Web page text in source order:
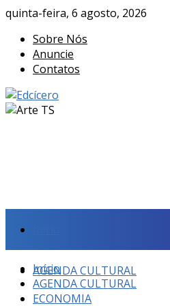
quinta-feira, 6 agosto, 2026
Sobre Nós
Anuncie
Contatos
AGENDA CULTURAL
Início
AGENDA CULTURAL
ECONOMIA